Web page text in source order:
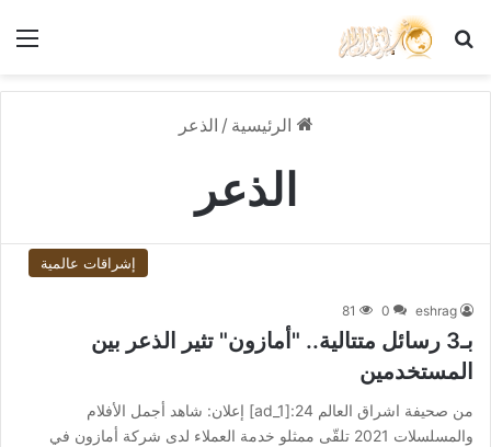
بحث عن
الرئيسية / الذعر
الذعر
إشراقات عالمية
eshrag
0
81
بـ3 رسائل متتالية.. "أمازون" تثير الذعر بين
المستخدمين
من صحيفة اشراق العالم 24:[ad_1] إعلان: شاهد أجمل الأفلام
والمسلسلات 2021 تلقّى ممثلو خدمة العملاء لدى شركة أمازون في